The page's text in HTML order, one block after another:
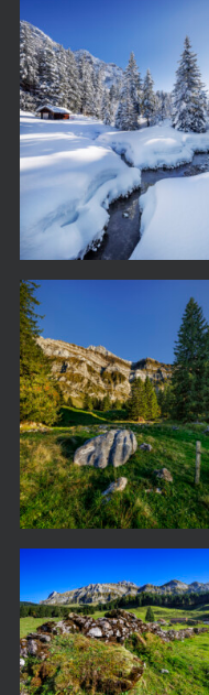
Laternliweg 25-02-15-1333
Tosegg 25-09-18-1579.psd
Aueli 25-09-19-1241